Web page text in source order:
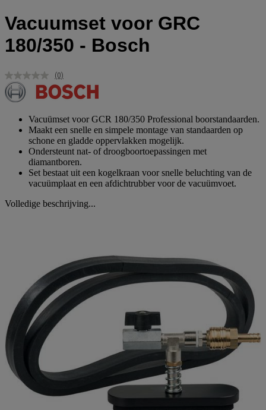
Vacuumset voor GRC
180/350 - Bosch
Geen
scorewaarde.
Dezelfde
(0)
Vacuümset voor GCR 180/350 Professional boorstandaarden.
Maakt een snelle en simpele montage van standaarden op
schone en gladde oppervlakken mogelijk.
Ondersteunt nat- of droogboortoepassingen met
diamantboren.
Set bestaat uit een kogelkraan voor snelle beluchting van de
vacuümplaat en een afdichtrubber voor de vacuümvoet.
Volledige beschrijving...